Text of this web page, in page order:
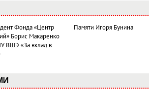
Фонда «Центр
Борис Макаренко
ВШЭ «За вклад в
Памяти Игоря Бунина